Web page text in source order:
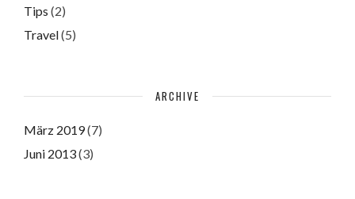
Tips (2)
Travel(5)
ARCHIVE
März 2019(7)
Juni 2013(3)